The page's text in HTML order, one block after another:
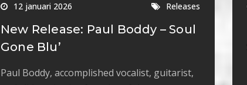
12 januari 2026 Releases
New Release: Paul Boddy – Soul
Gone Blu’
Paul Boddy, accomplished vocalist, guitarist,